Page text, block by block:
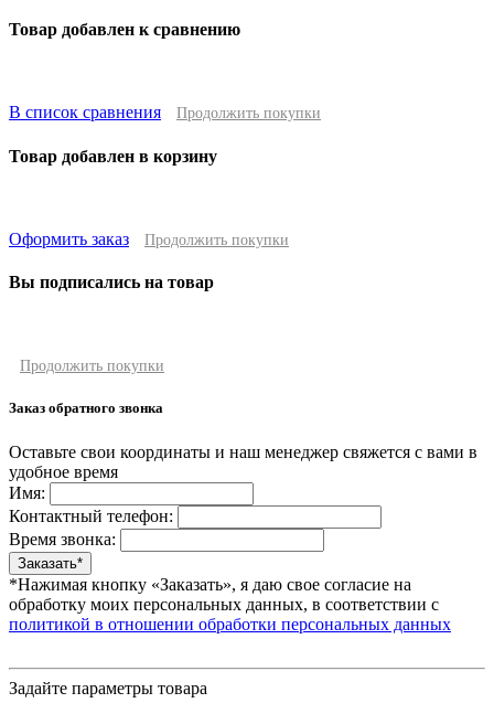
Товар добавлен к сравнению
В список сравнения Продолжить покупки
Товар добавлен в корзину
Оформить заказ Продолжить покупки
Вы подписались на товар
Продолжить покупки
Заказ обратного звонка
Оставьте свои координаты и наш менеджер свяжется с вами в
удобное время
Имя:
Контактный телефон:
Время звонка:
*Нажимая кнопку «Заказать», я даю свое согласие на
обработку моих персональных данных, в соответствии с
политикой в отношении обработки персональных данных
Задайте параметры товара